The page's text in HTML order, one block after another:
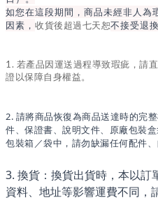
如您在這段期間，商品未經非人為
因素， 收貨後超過七天恕不接受退換
1. 若產品因運送過程導致瑕疵，請
證以保障自身權益。
2. 請將商品恢復為商品送達時的完
件、保證書、說明文件、原廠包裝
包裝箱／袋中，請勿缺漏任何配件、
3. 換貨：換貨出貨時，本以訂
資料、地址等影響運費不同，